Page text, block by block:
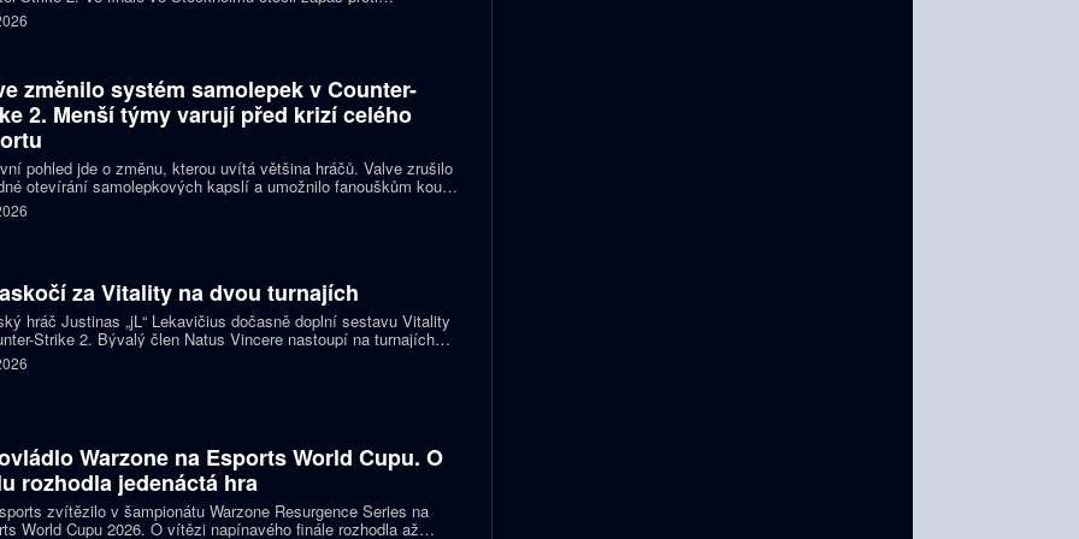
Liquid a zvítězil 2:1 na mapy.
změnilo systém samolepek v Counter-
2. Menší týmy varují před krizí celého
pohled jde o změnu, kterou uvítá většina hráčů. Valve zrušilo
otevírání samolepkových kapslí a umožnilo fanouškům koupit
samolepku svého oblíbeného týmu nebo hráče. Podle řady
ale nový systém dramaticky snižuje jejich příjmy a může
za Vitality na dvou turnajích
hráč Justinas „jL“ Lekavičius dočasně doplní sestavu Vitality
Strike 2. Bývalý člen Natus Vincere nastoupí na turnajích
Open Porto a PGL Masters Bucharest.
Warzone na Esports World Cupu. O
rozhodla jedenáctá hra
zvítězilo v šampionátu Warzone Resurgence Series na
World Cupu 2026. O vítězi napínavého finále rozhodla až